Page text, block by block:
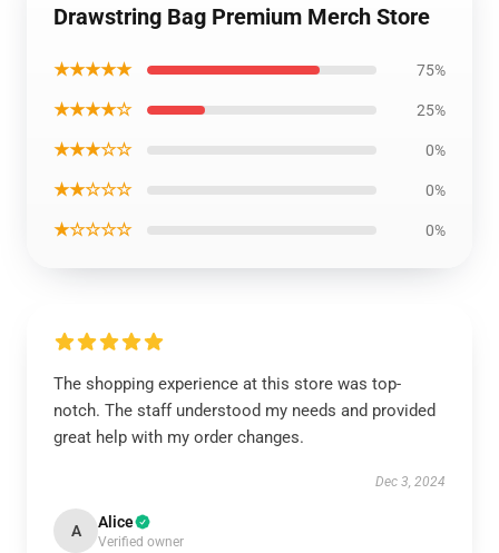
Drawstring Bag Premium Merch Store
★★★★★ 75%
★★★★☆ 25%
★★★☆☆ 0%
★★☆☆☆ 0%
★☆☆☆☆ 0%
The shopping experience at this store was top-
notch. The staff understood my needs and provided
great help with my order changes.
Dec 3, 2024
A Alice
Verified owner